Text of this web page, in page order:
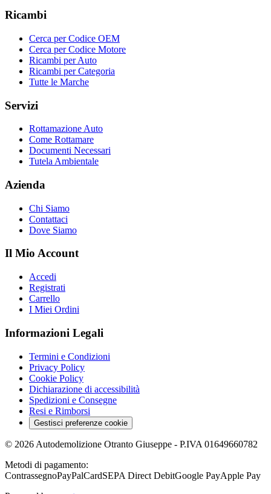
Ricambi
Cerca per Codice OEM
Cerca per Codice Motore
Ricambi per Auto
Ricambi per Categoria
Tutte le Marche
Servizi
Rottamazione Auto
Come Rottamare
Documenti Necessari
Tutela Ambientale
Azienda
Chi Siamo
Contattaci
Dove Siamo
Il Mio Account
Accedi
Registrati
Carrello
I Miei Ordini
Informazioni Legali
Termini e Condizioni
Privacy Policy
Cookie Policy
Dichiarazione di accessibilità
Spedizioni e Consegne
Resi e Rimborsi
Gestisci preferenze cookie
© 2026 Autodemolizione Otranto Giuseppe - P.IVA 01649660782
Metodi di pagamento:
ContrassegnoPayPalCardSEPA Direct DebitGoogle PayApple Pay